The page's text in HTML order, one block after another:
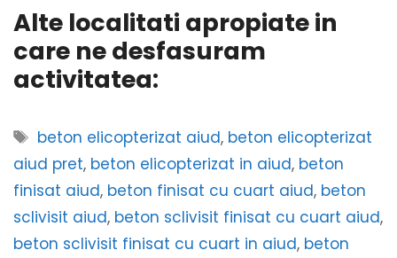
Alte localitati apropiate in
care ne desfasuram
activitatea:
Etichete
beton elicopterizat aiud, beton elicopterizat
aiud pret, beton elicopterizat in aiud, beton
finisat aiud, beton finisat cu cuart aiud, beton
sclivisit aiud, beton sclivisit finisat cu cuart aiud,
beton sclivisit finisat cu cuart in aiud, beton